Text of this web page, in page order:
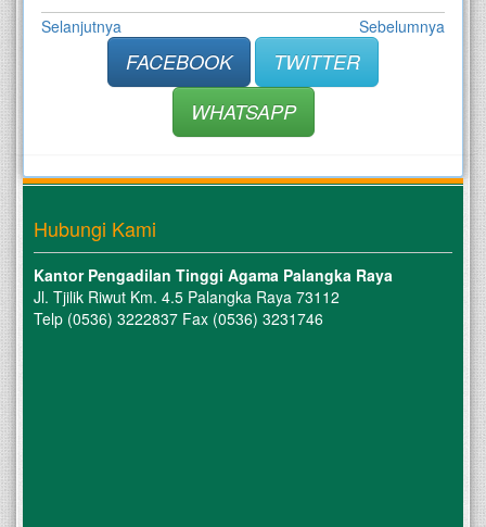
Selanjutnya Sebelumnya
FACEBOOK
TWITTER
WHATSAPP
Hubungi Kami
Kantor Pengadilan Tinggi Agama Palangka Raya
Jl. Tjilik Riwut Km. 4.5 Palangka Raya 73112
Telp (0536) 3222837 Fax (0536) 3231746